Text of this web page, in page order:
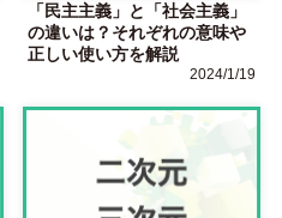
「民主主義」と「社会主義」
の違いは？それぞれの意味や
正しい使い方を解説
2024/1/19